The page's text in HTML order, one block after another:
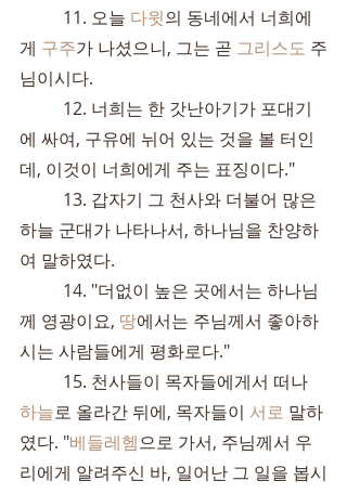
	11. 오늘
다윗의 동네에서 너희에
게 구주가 나셨으니, 그는 곧 그리스도 주
님이시다.
에 싸여, 구유에 뉘어 있는 것을 볼 터인
데, 이것이 너희에게 주는 표징이다."
하늘 군대가 나타나서, 하나님을 찬양하
여 말하였다.
께 영광이요, 땅에서는 주님께서 좋아하
시는 사람들에게 평화로다."
	15. 천사들이 목자들에게서 떠나
하늘로 올라간 뒤에, 목자들이 서로 말하
였다. "베들레헴으로 가서, 주님께서 우
리에게 알려주신 바, 일어난 그 일을 봅시